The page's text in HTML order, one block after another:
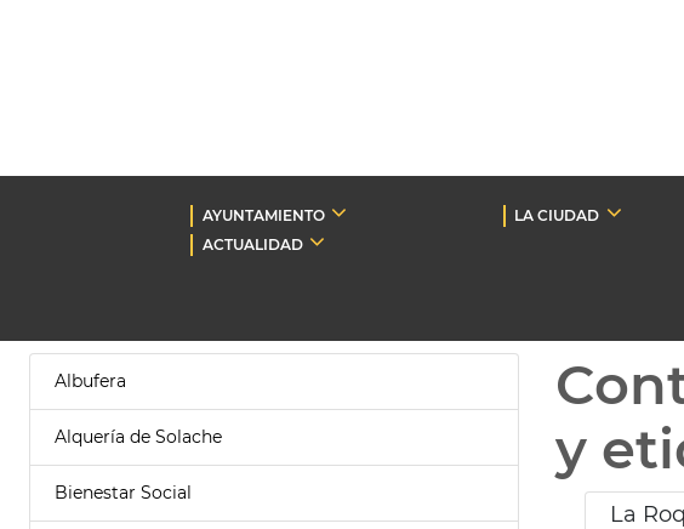
AYUNTAMIENTO LA CIUDAD
ACTUALIDAD
Albufera
Alquería de Solache
Bienestar Social
y
La